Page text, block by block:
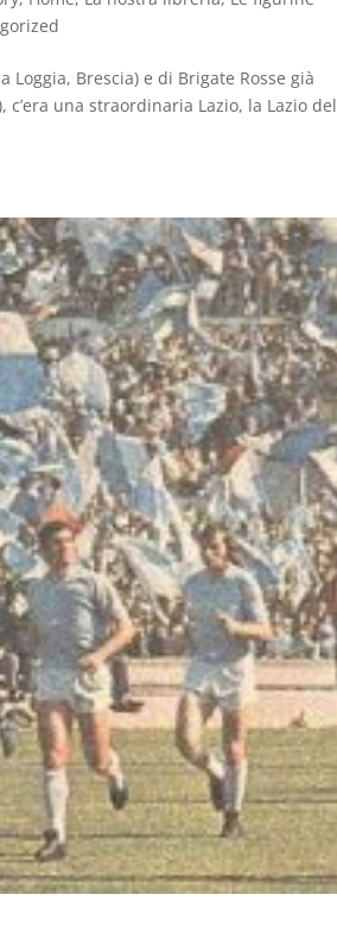
Brescia) e di Brigate Rosse già
una straordinaria Lazio, la Lazio del